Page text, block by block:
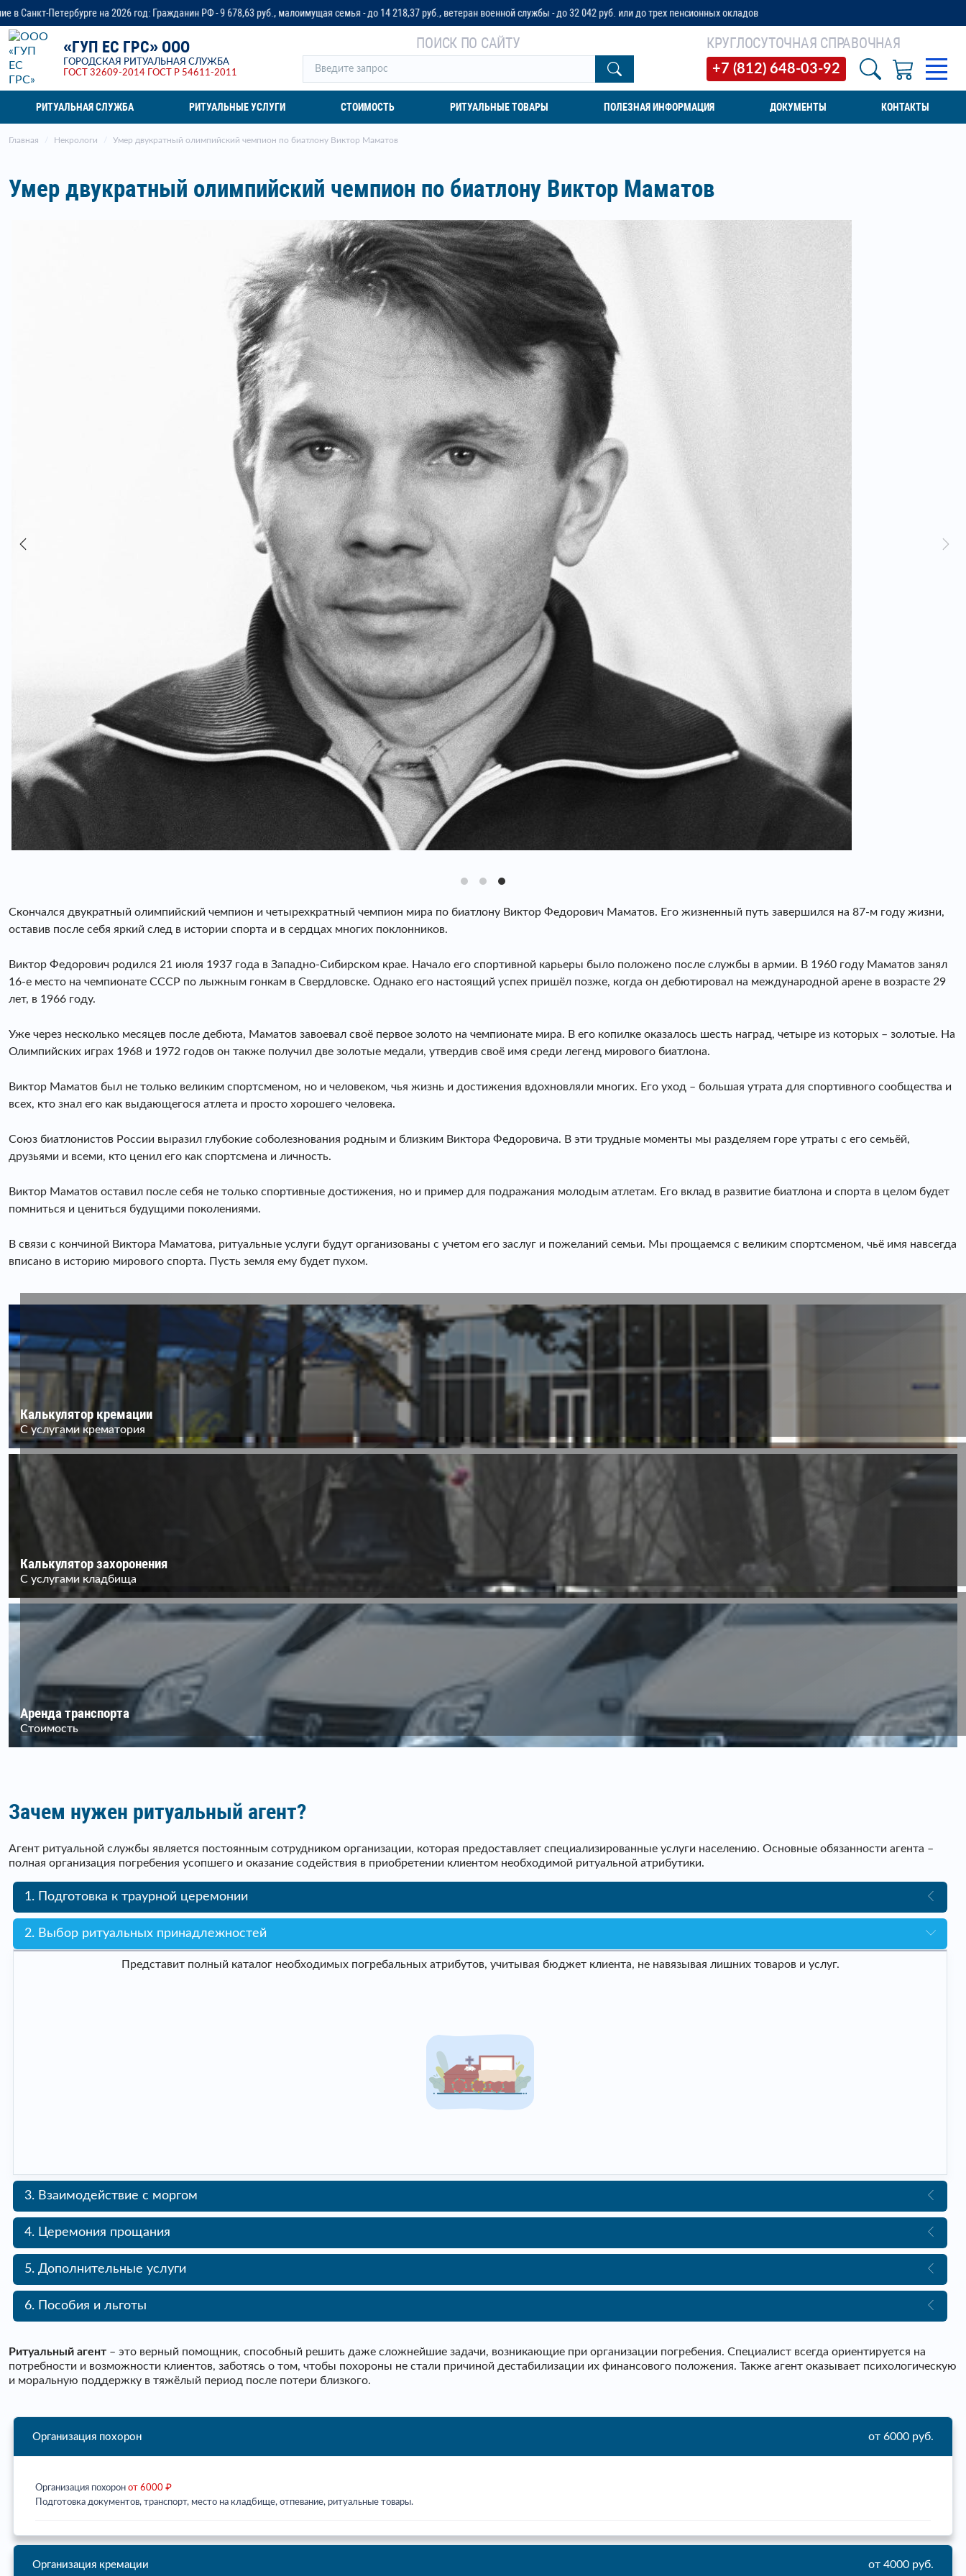
год: Гражданин РФ - 9 678,63 руб., малоимущая семья - до 14 218,37 руб., ветеран военной службы - до 32 042 руб. или до трех пенсионных окладов
«ГУП ЕС ГРС» ООО
ГОРОДСКАЯ РИТУАЛЬНАЯ СЛУЖБА
ГОСТ 32609-2014
ГОСТ Р 54611-2011
ПОИСК ПО САЙТУ КРУГЛОСУТОЧНАЯ СПРАВОЧНАЯ
+7 (812) 648-03-92
РИТУАЛЬНАЯ СЛУЖБА РИТУАЛЬНЫЕ УСЛУГИ СТОИМОСТЬ РИТУАЛЬНЫЕ ТОВАРЫ ПОЛЕЗНАЯ ИНФОРМАЦИЯ ДОКУМЕНТЫ КОНТАКТЫ
Главная Некрологи Умер двукратный олимпийский чемпион по биатлону Виктор Маматов
Умер двукратный олимпийский чемпион по биатлону Виктор Маматов
Скончался двукратный олимпийский чемпион и четырехкратный чемпион мира по биатлону Виктор Федорович Маматов. Его жизненный путь завершился на 87-м году жизни,
оставив после себя яркий след в истории спорта и в сердцах многих поклонников.
Виктор Федорович родился 21 июля 1937 года в Западно-Сибирском крае. Начало его спортивной карьеры было положено после службы в армии. В 1960 году Маматов занял
16-е место на чемпионате СССР по лыжным гонкам в Свердловске. Однако его настоящий успех пришёл позже, когда он дебютировал на международной арене в возрасте 29
лет, в 1966 году.
Уже через несколько месяцев после дебюта, Маматов завоевал своё первое золото на чемпионате мира. В его копилке оказалось шесть наград, четыре из которых – золотые. На
Олимпийских играх 1968 и 1972 годов он также получил две золотые медали, утвердив своё имя среди легенд мирового биатлона.
Виктор Маматов был не только великим спортсменом, но и человеком, чья жизнь и достижения вдохновляли многих. Его уход – большая утрата для спортивного сообщества и
всех, кто знал его как выдающегося атлета и просто хорошего человека.
Союз биатлонистов России выразил глубокие соболезнования родным и близким Виктора Федоровича. В эти трудные моменты мы разделяем горе утраты с его семьёй,
друзьями и всеми, кто ценил его как спортсмена и личность.
Виктор Маматов оставил после себя не только спортивные достижения, но и пример для подражания молодым атлетам. Его вклад в развитие биатлона и спорта в целом будет
помниться и цениться будущими поколениями.
В связи с кончиной Виктора Маматова, ритуальные услуги будут организованы с учетом его заслуг и пожеланий семьи. Мы прощаемся с великим спортсменом, чьё имя навсегда
вписано в историю мирового спорта. Пусть земля ему будет пухом.
Калькулятор кремации
С услугами крематория
Калькулятор захоронения
С услугами кладбища
Аренда транспорта
Стоимость
Зачем нужен ритуальный агент?
Агент ритуальной службы является постоянным сотрудником организации, которая предоставляет специализированные услуги населению. Основные обязанности агента –
полная организация погребения усопшего и оказание содействия в приобретении клиентом необходимой ритуальной атрибутики.
1. Подготовка к траурной церемонии
2. Выбор ритуальных принадлежностей
Представит полный каталог необходимых погребальных атрибутов, учитывая бюджет клиента, не навязывая лишних товаров и услуг.
3. Взаимодействие с моргом
4. Церемония прощания
5. Дополнительные услуги
6. Пособия и льготы
Ритуальный агент – это верный помощник, способный решить даже сложнейшие задачи, возникающие при организации погребения. Специалист всегда ориентируется на
потребности и возможности клиентов, заботясь о том, чтобы похороны не стали причиной дестабилизации их финансового положения. Также агент оказывает психологическую
и моральную поддержку в тяжёлый период после потери близкого.
Организация похорон от 6000 руб.
Организация похорон от 6000 ₽
Подготовка документов, транспорт, место на кладбище, отпевание, ритуальные товары.
Организация кремации от 4000 руб.